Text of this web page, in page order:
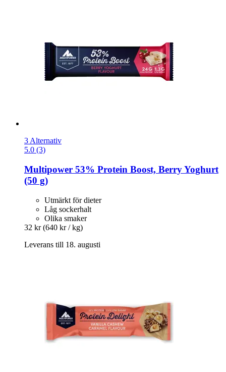
3 Alternativ
5.0 (3)
Multipower 53% Protein Boost, Berry Yoghurt
(50 g)
Utmärkt för dieter
Låg sockerhalt
Olika smaker
32 kr (640 kr / kg)
Leverans till 18. augusti